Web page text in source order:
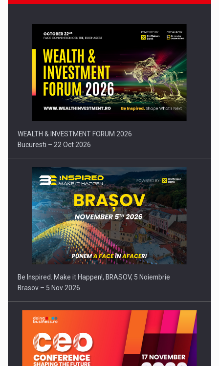
Comunicat de presa: Joburile part-time reincep sa intre pe…
WEALTH & INVESTMENT FORUM 2026
Bucuresti – 22 Oct 2026
Be Inspired. Make it Happen!, BRASOV, 5 Noiembrie
Brasov – 5 Nov 2026